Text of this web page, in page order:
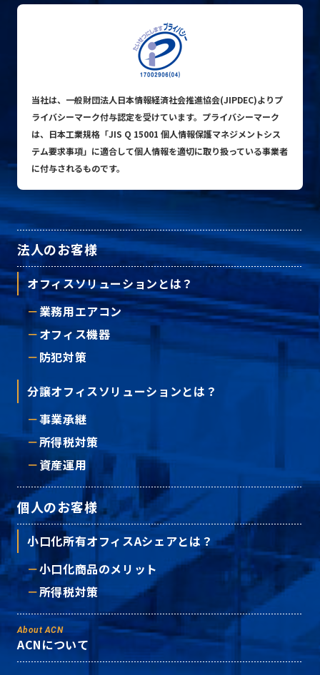
当社は、一般財団法人日本情報経済社会推進協会(JIPDEC)よりプ
ライバシーマーク付与認定を受けています。プライバシーマーク
は、日本工業規格「JIS Q 15001 個人情報保護マネジメントシス
テム要求事項」に適合して個人情報を適切に取り扱っている事業者
に付与されるものです。
法人のお客様
オフィスソリューションとは？
業務用エアコン
オフィス機器
防犯対策
分譲オフィスソリューションとは？
事業承継
所得税対策
資産運用
個人のお客様
小口化所有オフィスAシェアとは？
小口化商品のメリット
所得税対策
About ACN
ACNについて